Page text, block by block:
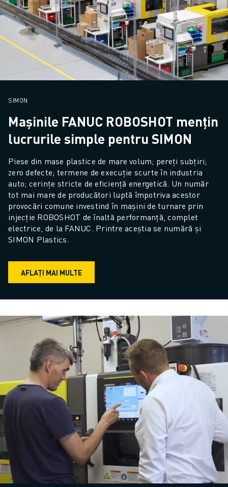
SIMON
Mașinile FANUC ROBOSHOT mențin
lucrurile simple pentru SIMON
Piese din mase plastice de mare volum; pereți subțiri;
zero defecte; termene de execuție scurte în industria
auto; cerințe stricte de eficiență energetică. Un număr
tot mai mare de producători luptă împotriva acestor
provocări comune investind în mașini de turnare prin
injecție ROBOSHOT de înaltă performanță, complet
electrice, de la FANUC. Printre aceștia se numără și
SIMON Plastics.
AFLAȚI MAI MULTE